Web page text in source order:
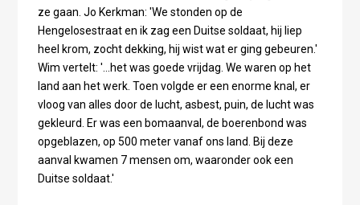
ze gaan. Jo Kerkman: 'We stonden op de
Hengelosestraat en ik zag een Duitse soldaat, hij liep
heel krom, zocht dekking, hij wist wat er ging gebeuren.'
Wim vertelt: '...het was goede vrijdag. We waren op het
land aan het werk. Toen volgde er een enorme knal, er
vloog van alles door de lucht, asbest, puin, de lucht was
gekleurd. Er was een bomaanval, de boerenbond was
opgeblazen, op 500 meter vanaf ons land. Bij deze
aanval kwamen 7 mensen om, waaronder ook een
Duitse soldaat.'